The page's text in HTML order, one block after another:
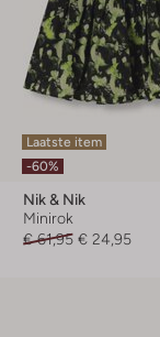
Laatste item
-60%
Nik & Nik
Minirok
€ 61,95 € 24,95